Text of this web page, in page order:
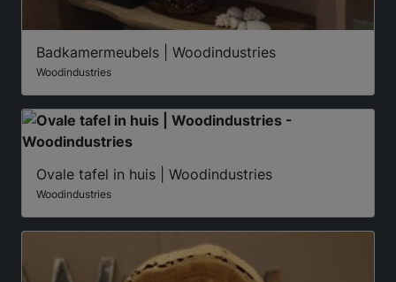
Badkamermeubels | Woodindustries
Woodindustries
Ovale tafel in huis | Woodindustries
Woodindustries